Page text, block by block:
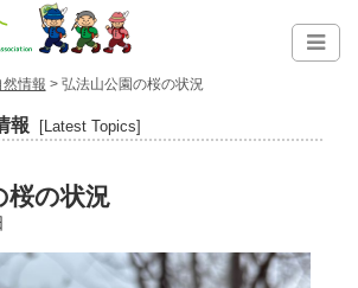
然情報 > 弘法山公園の桜の状況
報 [Latest Topics]
桜の状況